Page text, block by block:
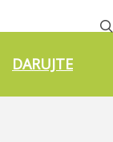
DARUJTE